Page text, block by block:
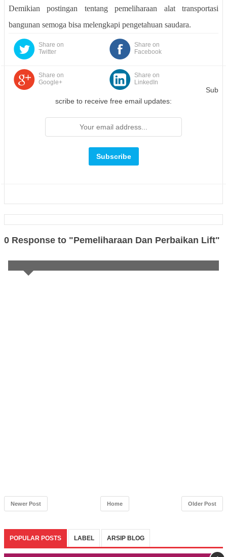
Demikian postingan tentang pemeliharaan alat transportasi
bangunan semoga bisa melengkapi pengetahuan saudara.
Share on
Facebook
Share on
Twitter
Share on
Google+
Share on
LinkedIn
Sub
scribe to receive free email updates:
0 Response to "Pemeliharaan Dan Perbaikan Lift"
Newer Post Older Post
Home
POPULAR POSTS LABEL ARSIP BLOG